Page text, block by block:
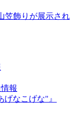
笠飾りが展示され
報
なこげな"』